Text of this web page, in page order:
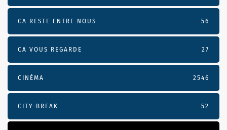
CA RESTE ENTRE NOUS 56
CA VOUS REGARDE 27
CINÉMA 2546
CITY-BREAK 52